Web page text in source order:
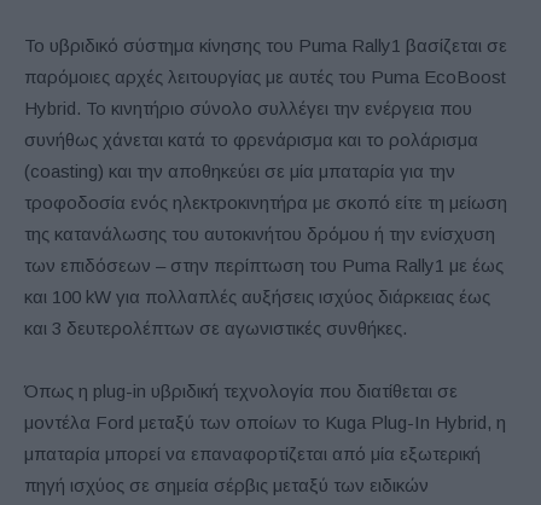
Το υβριδικό σύστημα κίνησης του Puma Rally1 βασίζεται σε
παρόμοιες αρχές λειτουργίας με αυτές του Puma EcoBoost
Hybrid. Το κινητήριο σύνολο συλλέγει την ενέργεια που
συνήθως χάνεται κατά το φρενάρισμα και το ρολάρισμα
(coasting) και την αποθηκεύει σε μία μπαταρία για την
τροφοδοσία ενός ηλεκτροκινητήρα με σκοπό είτε τη μείωση
της κατανάλωσης του αυτοκινήτου δρόμου ή την ενίσχυση
των επιδόσεων – στην περίπτωση του Puma Rally1 με έως
και 100 kW για πολλαπλές αυξήσεις ισχύος διάρκειας έως
και 3 δευτερολέπτων σε αγωνιστικές συνθήκες.
Όπως η plug-in υβριδική τεχνολογία που διατίθεται σε
μοντέλα Ford μεταξύ των οποίων το Kuga Plug-In Hybrid, η
μπαταρία μπορεί να επαναφορτίζεται από μία εξωτερική
πηγή ισχύος σε σημεία σέρβις μεταξύ των ειδικών